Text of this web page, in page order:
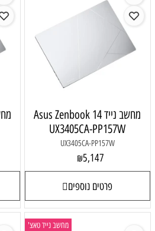
מחשב נייד Asus Zenbook 14
UX3405CA-PP157W
UX3405CA-PP157W
₪5,147
פרטים נוספים
מחשב נייד טאצ'